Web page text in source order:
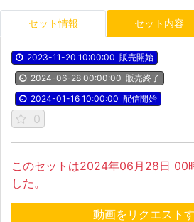
セット情報 セット内容
2023-11-20 10:00:00 販売開始
2024-06-28 00:00:00 販売終了
2024-01-16 10:00:00 配信開始
0
このセットは2024年06月28日 00
した。
動画をリクエスト